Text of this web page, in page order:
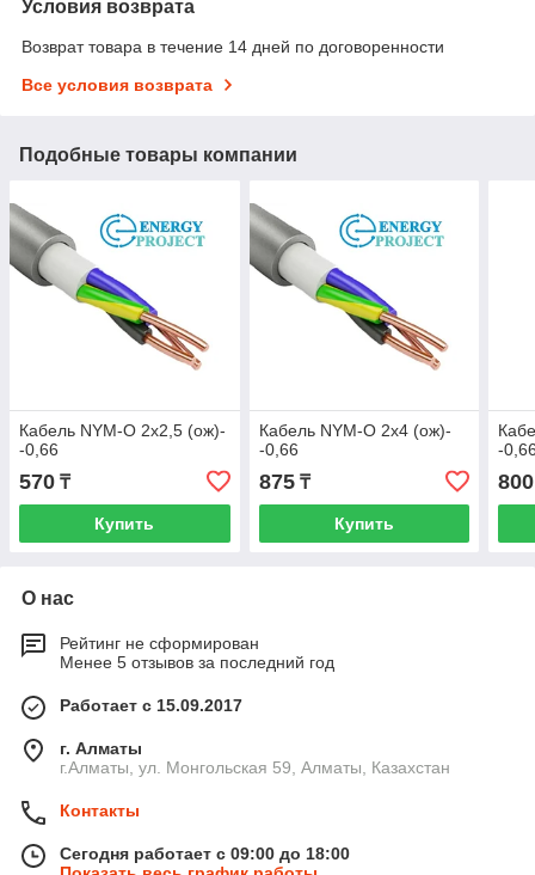
Условия возврата
Возврат товара в течение 14 дней по договоренности
Все условия возврата
Подобные товары компании
Кабель NYM-O 2x2,5 (ож)-
-0,66
570 ₸
Купить
Кабель NYM-O 2x4 (ож)-
-0,66
875₸
Купить
-
800
О нас
Рейтинг не сформирован
Менее 5 отзывов за последний год
Работает с 15.09.2017
г. Алматы
г.Алматы, ул. Монгольская 59, Алматы, Казахстан
Контакты
Сегодня работает с 09:00 до 18:00